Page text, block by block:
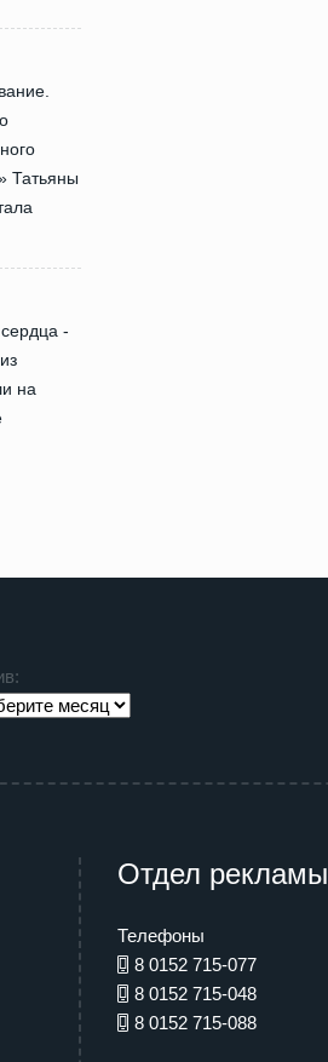
Татьяны
-
на
Отдел рекламы
Телефоны
8 0152 715-077
8 0152 715-048
8 0152 715-088